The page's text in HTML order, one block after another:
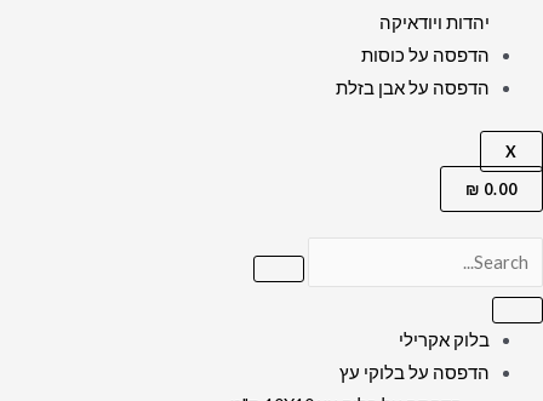
יהדות ויודאיקה
הדפסה על כוסות
הדפסה על אבן בזלת
X
0.00
₪
בלוק אקרילי
הדפסה על בלוקי עץ